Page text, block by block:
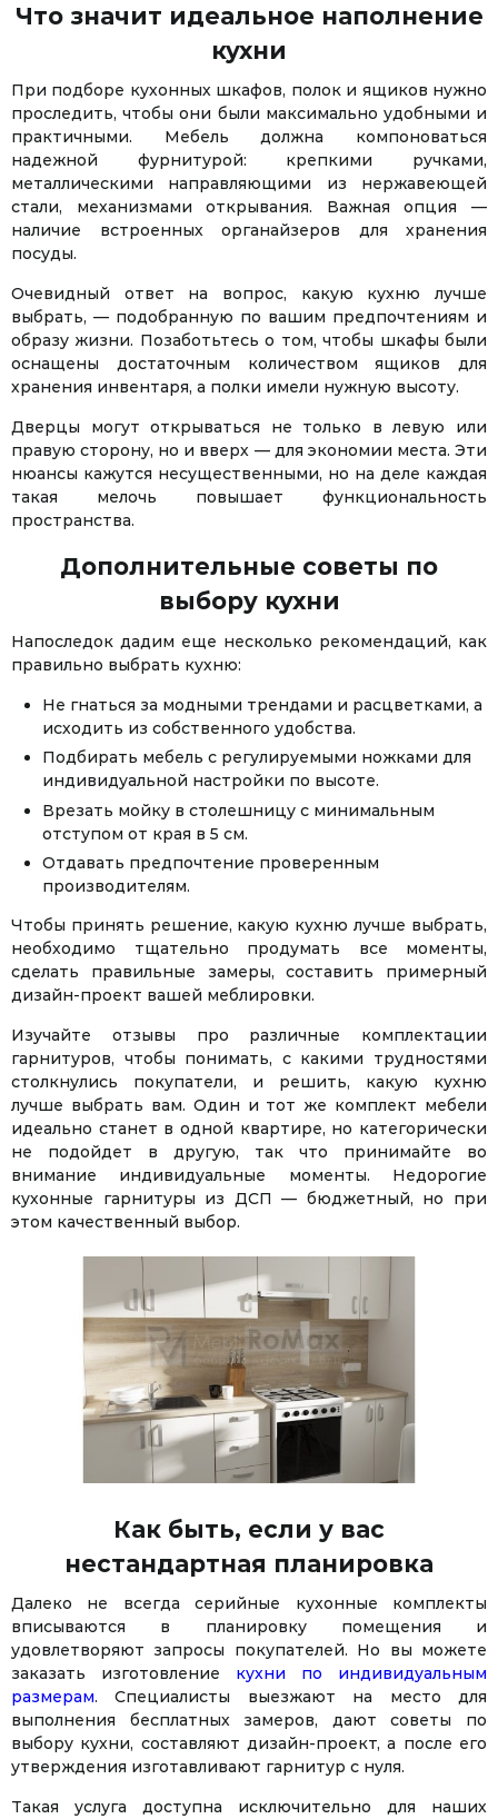
Что значит идеальное наполнение
кухни
При подборе кухонных шкафов, полок и ящиков нужно
проследить, чтобы они были максимально удобными и
практичными. Мебель должна компоноваться
надежной фурнитурой: крепкими ручками,
металлическими направляющими из нержавеющей
стали, механизмами открывания. Важная опция —
наличие встроенных органайзеров для хранения
посуды.
Очевидный ответ на вопрос, какую кухню лучше
выбрать, — подобранную по вашим предпочтениям и
образу жизни. Позаботьтесь о том, чтобы шкафы были
оснащены достаточным количеством ящиков для
хранения инвентаря, а полки имели нужную высоту.
Дверцы могут открываться не только в левую или
правую сторону, но и вверх — для экономии места. Эти
нюансы кажутся несущественными, но на деле каждая
такая мелочь повышает функциональность
пространства.
Дополнительные советы по
выбору кухни
Напоследок дадим еще несколько рекомендаций, как
правильно выбрать кухню:
Не гнаться за модными трендами и расцветками, а
исходить из собственного удобства.
Подбирать мебель с регулируемыми ножками для
индивидуальной настройки по высоте.
Врезать мойку в столешницу с минимальным
отступом от края в 5 см.
Отдавать предпочтение проверенным
производителям.
Чтобы принять решение, какую кухню лучше выбрать,
необходимо тщательно продумать все моменты,
сделать правильные замеры, составить примерный
дизайн-проект вашей меблировки.
Изучайте отзывы про различные комплектации
гарнитуров, чтобы понимать, с какими трудностями
столкнулись покупатели, и решить, какую кухню
лучше выбрать вам. Один и тот же комплект мебели
идеально станет в одной квартире, но категорически
не подойдет в другую, так что принимайте во
внимание индивидуальные моменты. Недорогие
кухонные гарнитуры из ДСП — бюджетный, но при
этом качественный выбор.
Как быть, если у вас
нестандартная планировка
Далеко не всегда серийные кухонные комплекты
вписываются в планировку помещения и
удовлетворяют запросы покупателей. Но вы можете
заказать изготовление кухни по индивидуальным
размерам. Специалисты выезжают на место для
выполнения бесплатных замеров, дают советы по
выбору кухни, составляют дизайн-проект, а после его
утверждения изготавливают гарнитур с нуля.
Такая услуга доступна исключительно для наших